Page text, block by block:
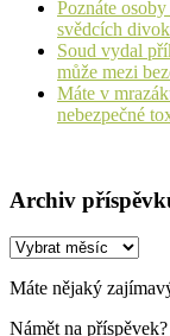
Poznáte
svědcích
Soud vydal
může mezi
Máte v
nebezpečné
Archiv
Archiv
Máte nějaký
Námět na příspěvek?